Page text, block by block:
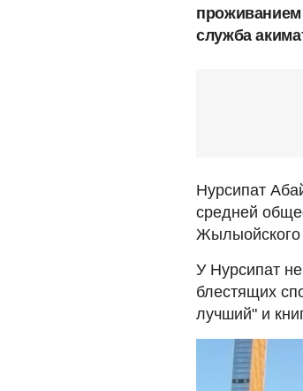
проживанием
служба
Нурсипат
средней
Жылыойского
У Нурсипат
блестящих
лучший" и